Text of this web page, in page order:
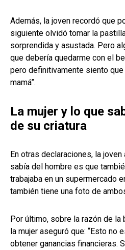
Además, la joven recordó que
siguiente olvidó tomar la
sorprendida y asustada. Pero
que debería quedarme con el
pero definitivamente siento
mamá”.
La mujer y lo que
de su criatura
En otras declaraciones, la
sabía del hombre es que
trabajaba en un supermercado
también tiene una foto de
Por último, sobre la razón de
la mujer aseguró que: “Esto no
obtener ganancias financieras.